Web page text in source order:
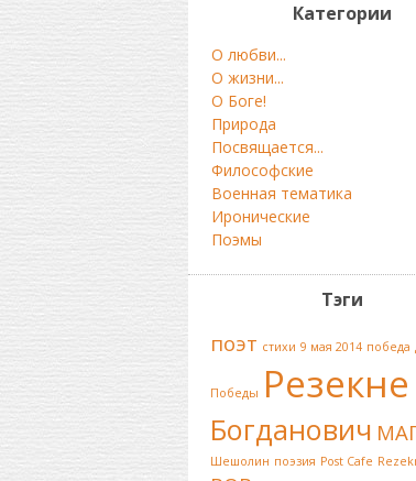
Категории
О любви...
О жизни...
О Боге!
Природа
Посвящается...
Философские
Военная тематика
Иронические
Поэмы
Тэги
поэт стихи 9 мая 2014 победа
Победы Резекне
Богданович
Шешолин поэзия Post Cafe